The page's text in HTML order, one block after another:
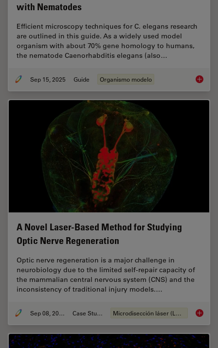
with Nematodes
Efficient microscopy techniques for C. elegans research
are outlined in this guide. As a widely used model
organism with about 70% gene homology to humans,
the nematode Caenorhabditis elegans (also…
Sep 15, 2025 Guide Organismo modelo A
A Novel Laser-Based Method for Studying
Optic Nerve Regeneration
Optic nerve regeneration is a major challenge in
neurobiology due to the limited self-repair capacity of
the mammalian central nervous system (CNS) and the
inconsistency of traditional injury models.…
Sep 08, 2025 Case Study Microdisección láser (LMD) A